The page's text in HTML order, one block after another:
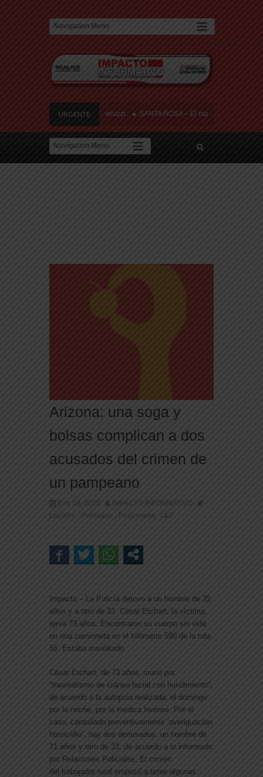
URGENTE
tres heridos cerca de Speluzzi SANTA ROSA – El municipio plantó más de
de la «Ley de Tierras» River lo descartó y el pibe Jaime brilla en
Arizona: una soga y
bolsas complican a dos
acusados del crimen de
un pampeano
Ene 18, 2018
IMPACTO INFORMATIVO
Locales
Policiales Regionales 0
Impacto – La Policía detuvo a un hombre de 22
años y a otro de 33. César Etchart, la víctima,
tenía 73 años. Encontraron su cuerpo sin vida
en una camioneta en el kilómetro 590 de la ruta
55. Estaba maniatado.
César Etchart, de 73 años, murió por
“traumatismo de cráneo facial con hundimiento”,
de acuerdo a la autopsia realizada, el domingo
por la noche, por la médica forense. Por el
caso, caratulado preventivamente “averiguación
homicidio”, hay dos demorados: un hombre de
21 años y otro de 33, de acuerdo a lo informado
por Relaciones Policiales. El crimen
del trabajador rural empezó a tener algunas